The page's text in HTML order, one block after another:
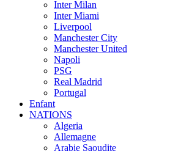
Inter Milan
Inter Miami
Liverpool
Manchester City
Manchester United
Napoli
PSG
Real Madrid
Portugal
Enfant
NATIONS
Algeria
Allemagne
Arabie Saoudite